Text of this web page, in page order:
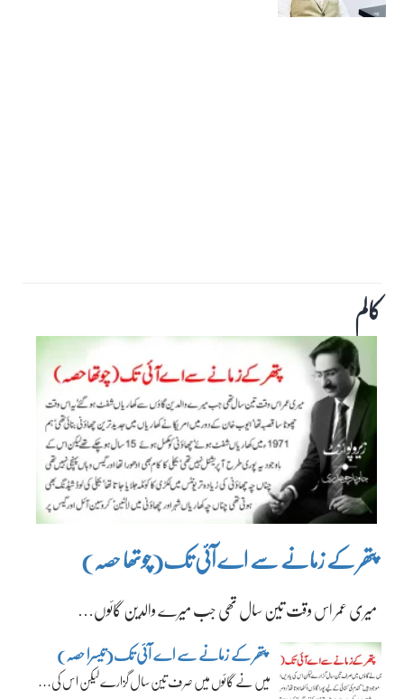
کالم
پتھر کے زمانے سے اے آئی تک(چوتھا حصہ)
میری عمر اس وقت تین سال تھی جب میرے والدین گائوں…
پتھر کے زمانے سے اے آئی تک(تیسرا حصہ)
میں نے گائوں میں صرف تین سال گزارے لیکن اس کی…